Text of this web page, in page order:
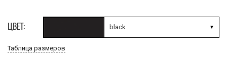
ЦВЕТ: black
Таблица размеров